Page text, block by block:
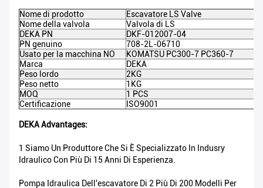
Nome di prodotto
Escavatore LS Valve
Nome della valvola
Valvola di LS
DEKA PN
DKF-012007-04
PN genuino
708-2L-06710
Usato per la macchina NO
KOMATSU PC300-7 PC360-7
Marca
DEKA
Peso lordo
2KG
Peso netto
1KG
MOQ
1 PCS
Certificazione
ISO9001
DEKA Advantages:
1 Siamo Un Produttore Che Si È Specializzato In Indusry
Idraulico Con Più Di 15 Anni Di Esperienza.
Pompa Idraulica Dell'escavatore Di 2 Più Di 200 Modelli Per